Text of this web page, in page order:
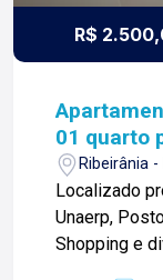
R$
01 quarto
Ribeirânia
Ribeirânia
Localizado
Unaerp,
Shopping e